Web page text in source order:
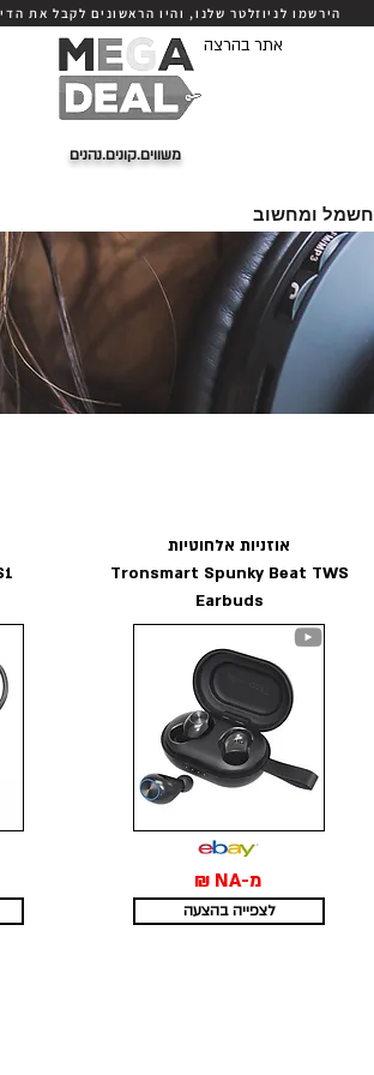
הירשמו לניוזלטר שלנו, והיו הראשונים לקבל את
אתר בהרצה
משווים.קונים.נהנים
חשמל ומחשוב
אוזניות אלחוטיות
Tronsmart Spunky Beat TWS
Earbuds
מ-NA ₪
לצפייה בהצעה